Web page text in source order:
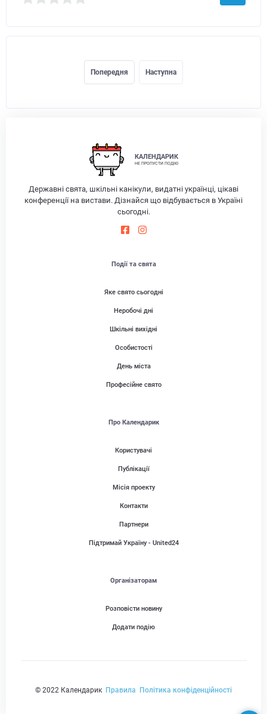
Попередня Наступна
КАЛЕНДАРИК
НЕ ПРОПУСТИ ПОДІЮ
Державні свята, шкільні канікули, видатні українці, цікаві
конференції на вистави. Дізнайся що відбувається в Україні
сьогодні.
Події та свята
Яке свято сьогодні
Неробочі дні
Шкільні вихідні
Особистості
День міста
Професійне свято
Про Календарик
Користувачі
Публікації
Місія проекту
Контакти
Партнери
Підтримай Україну - United24
Організаторам
Розповісти новину
Додати подію
© 2022 Календарик Правила Політика конфіденційності